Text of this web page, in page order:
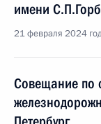
имени
21 февраля 2024
Совещание по